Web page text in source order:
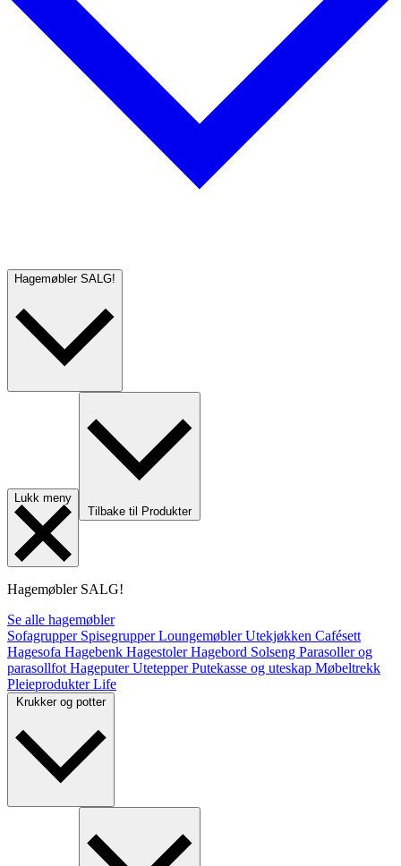
Hagemøbler SALG!
Lukk meny
Tilbake til Produkter
Hagemøbler SALG!
Se alle hagemøbler
Sofagrupper SpisegrupperLoungemøblerUtekjøkken Cafésett
Hagesofa Hagebenk HagestolerHagebord Solseng Parasoller og
parasollfot HageputerUtetepperPutekasse og uteskap Møbeltrekk
PleieprodukterLife
Krukker og potter